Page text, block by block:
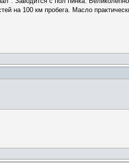
на 100 км пробега. Масло